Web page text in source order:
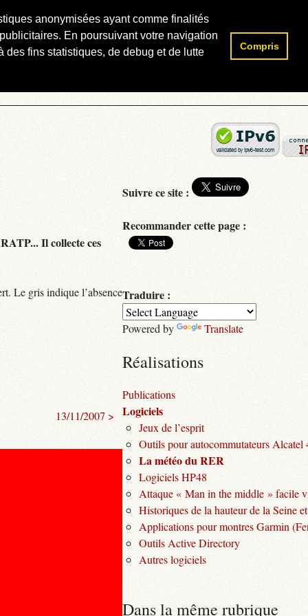
anonymisées ayant comme finalités
En poursuivant votre navigation
des fins statistiques, de debug et de lutte
Compris
Il collecte ces
Le gris indique l’absence
13/11/2007 >
Rechercher :
Suivre ce site :
Recommander cette page :
Traduire :
Powered by Translate
Réalisations
Publications
Logiciels
Jeux de l’esprit
Outils pour autocommutateurs Alcatel
La météo du RER
Logiciels HP48
Attaque « Man in the middle » facile
Historiques de la hauteur de la Seine
Applications pour montres Garmin
Outils Active Directory
Autres logiciels
Dans la même rubrique